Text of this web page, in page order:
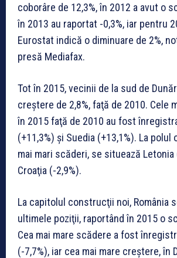
coborâre de 12,3%, în 2012 a avut o
în 2013 au raportat -0,3%, iar pentru
Eurostat indică o diminuare de 2%,
presă Mediafax.
Tot în 2015, vecinii de la sud de
creştere de 2,8%, faţă de 2010. Cele
în 2015 faţă de 2010 au fost
(+11,3%) şi Suedia (+13,1%). La polul
mai mari scăderi, se situează Letonia
Croaţia (-2,9%).
La capitolul construcţii noi, România
ultimele poziţii, raportând în 2015 o
Cea mai mare scădere a fost
(-7,7%), iar cea mai mare creştere, în